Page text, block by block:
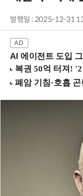
발행일 : 2025-12-31
AI 에이전트 도입 그